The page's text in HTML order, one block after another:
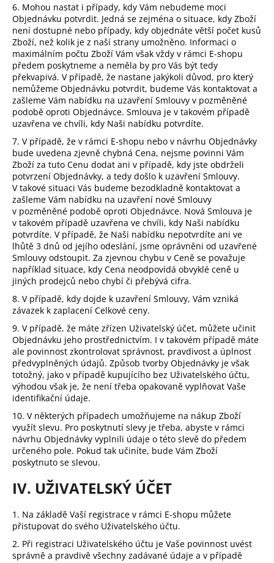
6. Mohou nastat i případy, kdy Vám nebudeme moci
Objednávku potvrdit. Jedná se zejména o situace, kdy Zboží
není dostupné nebo případy, kdy objednáte větší počet kusů
Zboží, než kolik je z naší strany umožněno. Informaci o
maximálním počtu Zboží Vám však vždy v rámci E-shopu
předem poskytneme a neměla by pro Vás být tedy
překvapivá. V případě, že nastane jakýkoli důvod, pro který
nemůžeme Objednávku potvrdit, budeme Vás kontaktovat a
zašleme Vám nabídku na uzavření Smlouvy v pozměněné
podobě oproti Objednávce. Smlouva je v takovém případě
uzavřena ve chvíli, kdy Naši nabídku potvrdíte.
7. V případě, že v rámci E-shopu nebo v návrhu Objednávky
bude uvedena zjevně chybná Cena, nejsme povinni Vám
Zboží za tuto Cenu dodat ani v případě, kdy jste obdrželi
potvrzení Objednávky, a tedy došlo k uzavření Smlouvy.
V takové situaci Vás budeme bezodkladně kontaktovat a
zašleme Vám nabídku na uzavření nové Smlouvy
v pozměněné podobě oproti Objednávce. Nová Smlouva je
v takovém případě uzavřena ve chvíli, kdy Naši nabídku
potvrdíte. V případě, že Naši nabídku nepotvrdíte ani ve
lhůtě 3 dnů od jejího odeslání, jsme oprávněni od uzavřené
Smlouvy odstoupit. Za zjevnou chybu v Ceně se považuje
například situace, kdy Cena neodpovídá obvyklé ceně u
jiných prodejců nebo chybí či přebývá cifra.
8. V případě, kdy dojde k uzavření Smlouvy, Vám vzniká
závazek k zaplacení Celkové ceny.
9. V případě, že máte zřízen Uživatelský účet, můžete učinit
Objednávku jeho prostřednictvím. I v takovém případě máte
ale povinnost zkontrolovat správnost, pravdivost a úplnost
předvyplněných údajů. Způsob tvorby Objednávky je však
totožný, jako v případě kupujícího bez Uživatelského účtu,
výhodou však je, že není třeba opakovaně vyplňovat Vaše
identifikační údaje.
10. V některých případech umožňujeme na nákup Zboží
využít slevu. Pro poskytnutí slevy je třeba, abyste v rámci
návrhu Objednávky vyplnili údaje o této slevě do předem
určeného pole. Pokud tak učiníte, bude Vám Zboží
poskytnuto se slevou.
IV. UŽIVATELSKÝ ÚČET
1. Na základě Vaší registrace v rámci E-shopu můžete
přistupovat do svého Uživatelského účtu.
2. Při registraci Uživatelského účtu je Vaše povinnost uvést
správně a pravdivě všechny zadávané údaje a v případě